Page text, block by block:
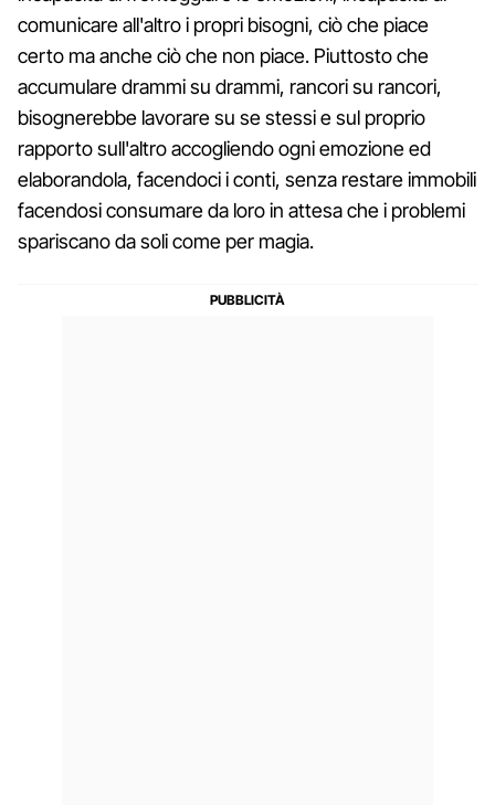
comunicare all'altro i propri bisogni, ciò che piace
certo ma anche ciò che non piace. Piuttosto che
accumulare drammi su drammi, rancori su rancori,
bisognerebbe lavorare su se stessi e sul proprio
rapporto sull'altro accogliendo ogni emozione ed
elaborandola, facendoci i conti, senza restare immobili
facendosi consumare da loro in attesa che i problemi
spariscano da soli come per magia.